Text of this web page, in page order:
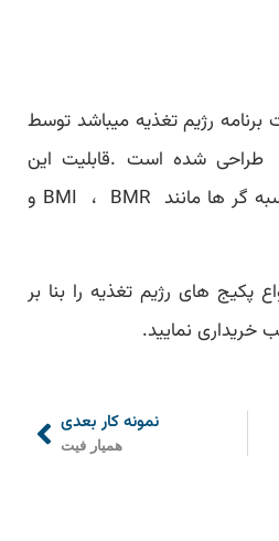
رژیم تغذیه میباشد توسط
طراحی شده است .قابلیت این
وبسایت شامل انواع محاسبه گر ها مانند BMI ، BMR و
پکیج های رژیم تغذیه را بنا بر
خریداری نمایید.
نمونه کار بعدی
همیار فیت